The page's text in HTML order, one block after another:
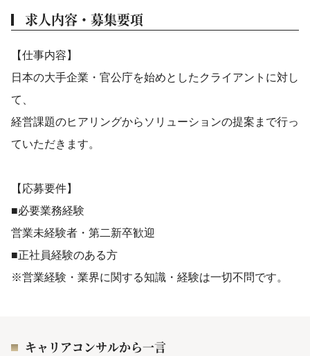
求人内容・募集要項
【仕事内容】
日本の大手企業・官公庁を始めとしたクライアントに対し
て、
経営課題のヒアリングからソリューションの提案まで行っ
ていただきます。
【応募要件】
■必要業務経験
営業未経験者・第二新卒歓迎
■正社員経験のある方
※営業経験・業界に関する知識・経験は一切不問です。
キャリアコンサルから一言